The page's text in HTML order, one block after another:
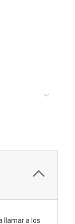
llamar a los